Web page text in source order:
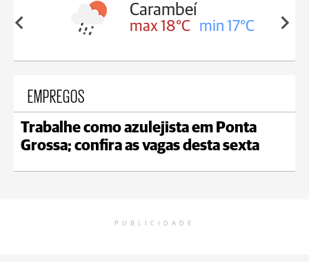
18°C min 17°C
Jaguariaíva
max 19°C min
EMPREGOS
Trabalhe como azulejista em Ponta
Grossa; confira as vagas desta sexta
PUBLICIDADE